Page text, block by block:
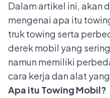
Dalam artikel ini, akan
mengenai apa itu
truk towing serta
derek mobil yang
namun memiliki
cara kerja dan alat
Apa itu Towing Mobil?